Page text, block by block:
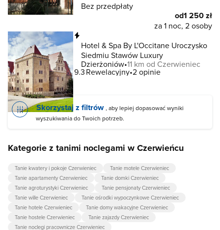
Bez przedpłaty
od1 250 zł
za 1 noc, 2 osoby
Hotel & Spa By L'Occitane Uroczysko
Siedmiu Stawów Luxury
Dzierżoniów 11 km od Czerwieniec
9.3Rewelacyjny 2 opinie
Skorzystaj z filtrów , aby lepiej dopasować wyniki
wyszukiwania do Twoich potrzeb.
Kategorie z tanimi noclegami w Czerwieńcu
Tanie kwatery i pokoje Czerwieniec
Tanie motele Czerwieniec
Tanie apartamenty Czerwieniec
Tanie domki Czerwieniec
Tanie agroturystyki Czerwieniec
Tanie pensjonaty Czerwieniec
Tanie wille Czerwieniec
Tanie ośrodki wypoczynkowe Czerwieniec
Tanie hotele Czerwieniec
Tanie domy wakacyjne Czerwieniec
Tanie hostele Czerwieniec
Tanie zajazdy Czerwieniec
Tanie noclegi pracownicze Czerwieniec